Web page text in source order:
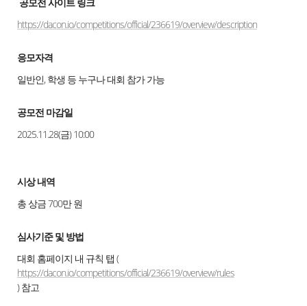
https://dacon.io/competitions/official/236619/overview/description
응모자격
일반인, 학생 등 누구나 대회 참가 가능
공모전 마감일
2025.11.28(금) 10:00
시상 내역
총 상금 700만 원
심사기준 및 방법
대회 홈페이지 내 규칙 탭 (
https://dacon.io/competitions/official/236619/overview/rules
) 참고